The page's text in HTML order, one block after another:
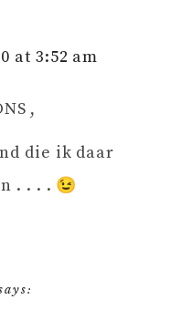
at 3:52 am
,
die ik daar
. . . . 😉